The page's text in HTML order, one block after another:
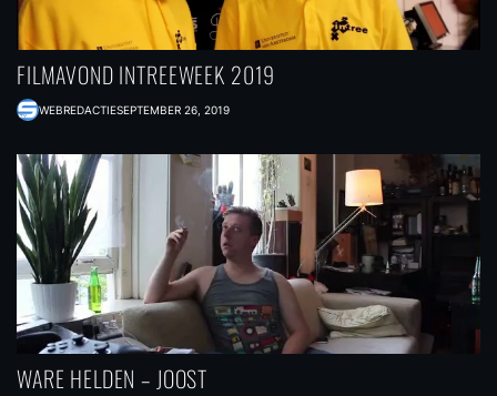
FILMAVOND INTREEWEEK 2019
WEBREDACTIESEPTEMBER 26, 2019
WARE HELDEN – JOOST